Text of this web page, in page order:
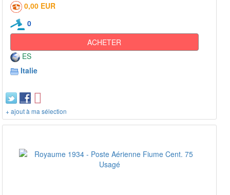
0,00 EUR
0
ACHETER
ES
Italie
+ ajout à ma sélection